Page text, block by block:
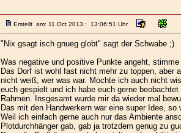
Erstellt am: 11 Oct 2013 : 13:06:51 Uhr
"Nix gsagt isch gnueg globt" sagt der Schwabe ;)
Was negative und positive Punkte angeht,
Das Dorf ist wohl fast nicht mehr zu toppen, aber
nicht weiß, wer was war. Mochte ich auch nicht
euch gespielt und ich habe euch gerne
Rahmen. Insgesamt wurde mir da wieder mal
Das mit den Handwerkern war eine super Idee,
Weil ich einfach gerne auch nur das Ambiente
Plotdurchhänger gab, gab ja trotzdem genug zu